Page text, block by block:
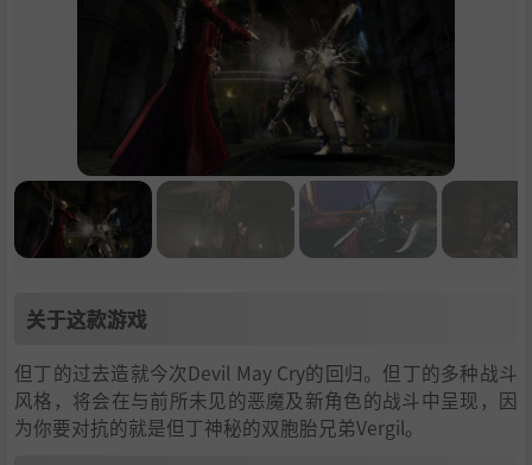
关于这款游戏
但丁的过去造就今次Devil May Cry的回归。但丁的多种战斗
风格，将会在与前所未见的恶魔及新角色的战斗中呈现，因
为你要对抗的就是但丁神秘的双胞胎兄弟Vergil。